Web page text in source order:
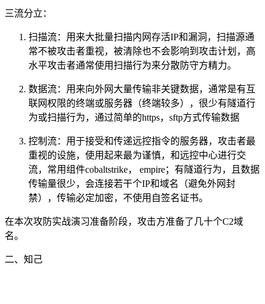
三流分立：
扫描流：用来大批量扫描内网存活IP和漏洞，扫描源通
常不被攻击者重视，被清除也不会影响到攻击计划，高
水平攻击者通常使用扫描行为来分散防守方精力。
数据流：用来向外网大量传输非关键数据，通常是有互
联网权限的终端或服务器（终端较多），很少有隧道行
为或扫描行为，通过简单的https，sftp方式传输数据
控制流：用于接受和传递远控指令的服务器，攻击者最
重视的设施，使用起来最为谨慎，和远控中心进行交
流，常用组件cobaltstrike， empire；有隧道行为，且数据
传输量很少，会连接若干个IP和域名（避免外网封
禁），传输必定加密，不使用自签名证书。
在本次攻防实战演习准备阶段，攻击方准备了几十个C2域
名。
二、知己